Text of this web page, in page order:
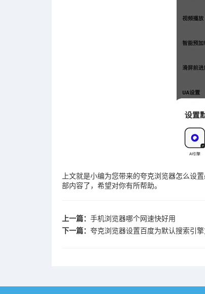
上文就是小编为您带来的夸克浏览器怎么设
部内容了，希望对你有所帮助。
上一篇： 手机浏览器哪个网速快好用
下一篇： 夸克浏览器设置百度为默认搜索引